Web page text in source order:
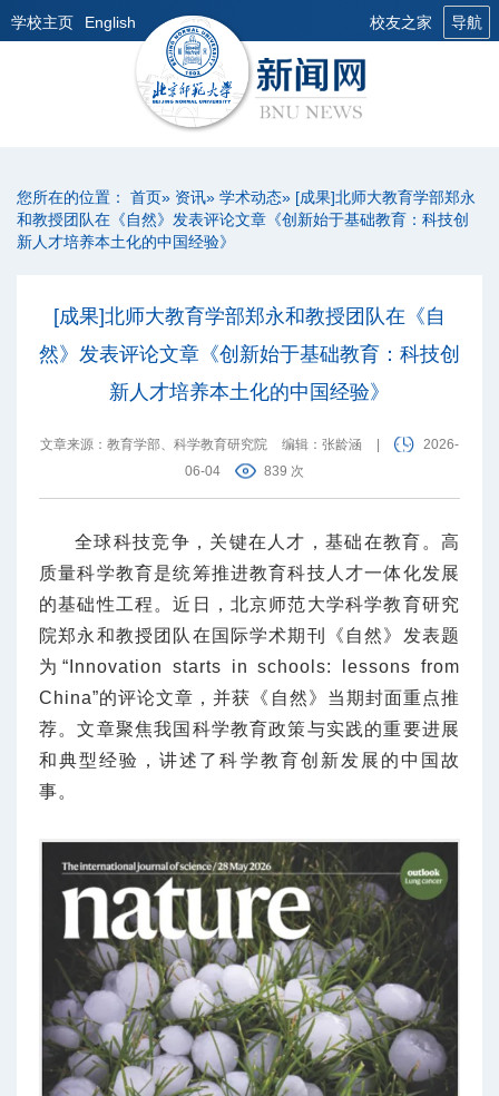
学校主页 English 校友之家 导航
您所在的位置： 首页» 资讯» 学术动态» [成果]北师大教育学部郑永
和教授团队在《自然》发表评论文章《创新始于基础教育：科技创
新人才培养本土化的中国经验》
[成果]北师大教育学部郑永和教授团队在《自
然》发表评论文章《创新始于基础教育：科技创
新人才培养本土化的中国经验》
文章来源：教育学部、科学教育研究院 编辑：张龄涵
2026-
06-04
839 次
全球科技竞争，关键在人才，基础在教育。高
质量科学教育是统筹推进教育科技人才一体化发展
的基础性工程。近日，北京师范大学科学教育研究
院郑永和教授团队在国际学术期刊《自然》发表题
为“Innovation starts in schools: lessons from
China”的评论文章，并获《自然》当期封面重点推
荐。文章聚焦我国科学教育政策与实践的重要进展
和典型经验，讲述了科学教育创新发展的中国故
事。